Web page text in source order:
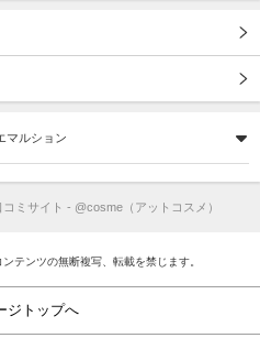
マルション
コミサイト - @cosme（アットコスメ）
テンツの無断複写、転載を禁じます。
ジトップへ